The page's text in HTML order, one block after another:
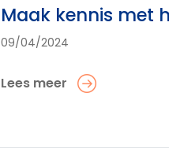
Maak kennis met
09/04/2024
Lees meer